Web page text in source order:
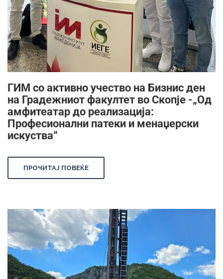
ГИМ со активно учество на Бизнис ден
на Градежниот факултет во Скопје -„Од
амфитеатар до реализација:
Професионални патеки и менаџерски
искуства“
ПРОЧИТАЈ ПОВЕЌЕ